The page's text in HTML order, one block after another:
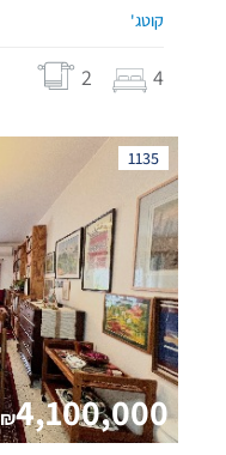
קוטג'
4
2
1135
₪4,100,000